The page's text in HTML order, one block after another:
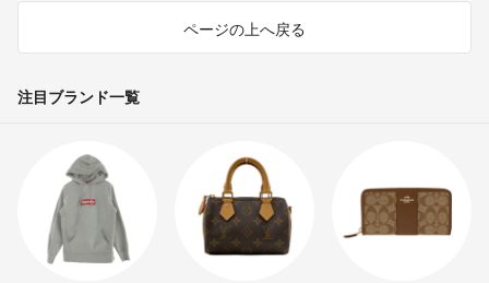
ページの上へ戻る
注目ブランド一覧